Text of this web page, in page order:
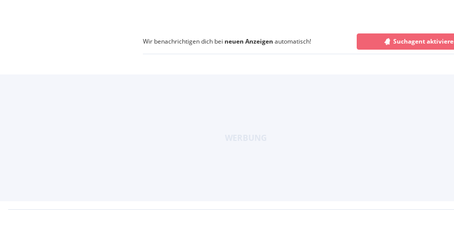
Wir benachrichtigen dich bei neuen Anzeigen automatisch! Suchagent